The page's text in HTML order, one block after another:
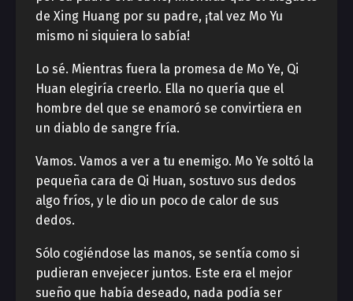
de Xing Huang por su padre, ¡tal vez Mo Yu
mismo ni siquiera lo sabía!
Lo sé. Mientras fuera la promesa de Mo Ye, Qi
Huan elegiría creerlo. Ella no quería que el
hombre del que se enamoró se convirtiera en
un diablo de sangre fría.
Vamos. Vamos a ver a tu enemigo. Mo Ye soltó la
pequeña cara de Qi Huan, sostuvo sus dedos
algo fríos, y le dio un poco de calor de sus
dedos.
Sólo cogiéndose las manos, se sentía como si
pudieran envejecer juntos. Este era el mejor
sueño que había deseado, nada podía ser